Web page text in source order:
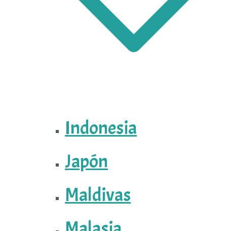
Indonesia
Japón
Maldivas